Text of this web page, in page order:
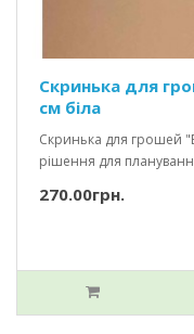
Скринька для
см біла
Скринька для грошей
рішення для
270.00грн.